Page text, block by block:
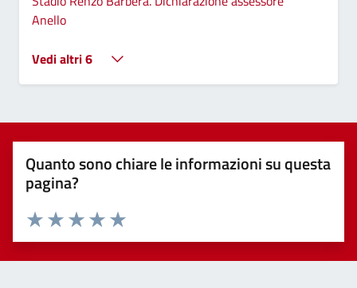
Anello
Vedi altri 6
Quanto sono chiare le informazioni su questa
pagina?
Valuta 5 stelle su 5
Valuta 4 stelle su 5
Valuta 3 stelle su 5
Valuta 2 stelle su 5
Valuta 1 stelle su 5